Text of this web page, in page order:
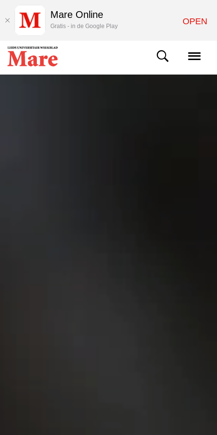
Mare Online
Gratis - in de Google Play OPEN